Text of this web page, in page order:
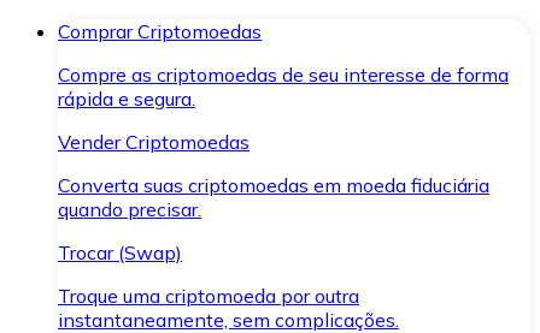
Comprar Criptomoedas
Compre as criptomoedas de seu interesse de forma
rápida e segura.
Vender Criptomoedas
Converta suas criptomoedas em moeda fiduciária
quando precisar.
Trocar (Swap)
Troque uma criptomoeda por outra
instantaneamente, sem complicações.